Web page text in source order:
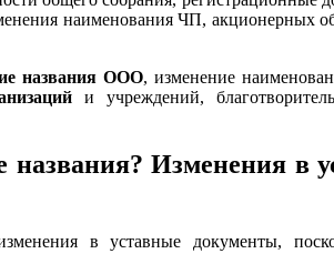
наименования ЧП, акционерных
названия ООО, изменение
и учреждений,
Изменения в
в уставные документы,